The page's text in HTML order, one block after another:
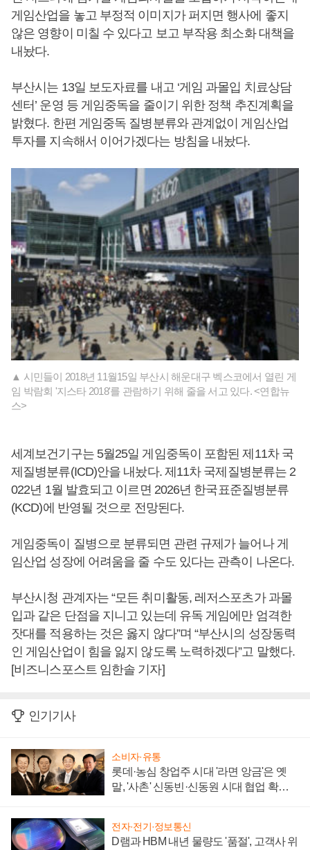
게임산업을 놓고 부정적 이미지가 퍼지면 행사에 좋지
않은 영향이 미칠 수 있다고 보고 부작용 최소화 대책을
내놨다.
부산시는 13일 보도자료를 내고 ‘게임 과몰입 치료상담
센터’ 운영 등 게임중독을 줄이기 위한 정책 추진계획을
밝혔다. 한편 게임중독 질병분류와 관계없이 게임산업
투자를 지속해서 이어가겠다는 방침을 내놨다.
▲ 시민들이 2018년 11월15일 부산시 해운대구 벡스코에서 열린 게
임 박람회 '지스타 2018'를 관람하기 위해 줄을 서고 있다. <연합뉴
스>
세계보건기구는 5월25일 게임중독이 포함된 제11차 국
제질병분류(ICD)안을 내놨다. 제11차 국제질병분류는 2
022년 1월 발효되고 이르면 2026년 한국표준질병분류
(KCD)에 반영될 것으로 전망된다.
게임중독이 질병으로 분류되면 관련 규제가 늘어나 게
임산업 성장에 어려움을 줄 수도 있다는 관측이 나온다.
부산시청 관계자는 “모든 취미활동, 레저스포츠가 과몰
입과 같은 단점을 지니고 있는데 유독 게임에만 엄격한
잣대를 적용하는 것은 옳지 않다”며 “부산시의 성장동력
인 게임산업이 힘을 잃지 않도록 노력하겠다”고 말했다.
[비즈니스포스트 임한솔 기자]
인기기사
소비자·유통
롯데·농심 창업주 시대 '라면 앙금'은 옛
말, '사촌' 신동빈·신동원 시대 협업 확대
전자·전기·정보통신
D램과 HBM 내년 물량도 '품절', 고객사 위